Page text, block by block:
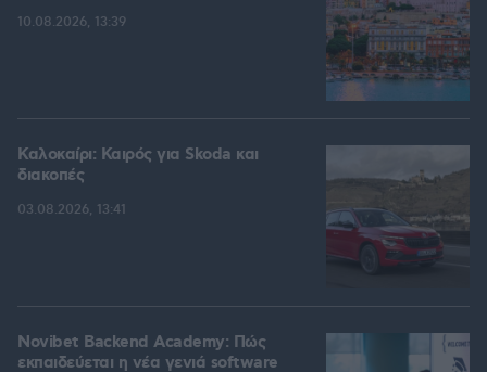
10.08.2026, 13:39
Καλοκαίρι: Καιρός για Skoda και
διακοπές
03.08.2026, 13:41
Novibet Backend Academy: Πώς
εκπαιδεύεται η νέα γενιά software